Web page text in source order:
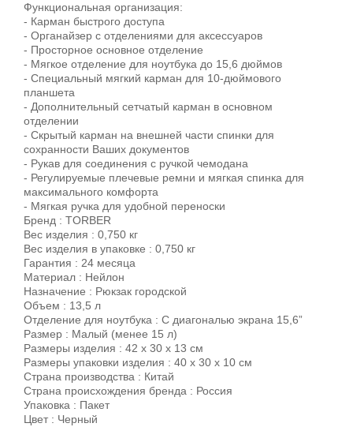
Функциональная организация:
- Карман быстрого доступа
- Органайзер с отделениями для аксессуаров
- Просторное основное отделение
- Мягкое отделение для ноутбука до 15,6 дюймов
- Специальный мягкий карман для 10-дюймового
планшета
- Дополнительный сетчатый карман в основном
отделении
- Скрытый карман на внешней части спинки для
сохранности Ваших документов
- Рукав для соединения с ручкой чемодана
- Регулируемые плечевые ремни и мягкая спинка для
максимального комфорта
- Мягкая ручка для удобной переноски
Бренд : TORBER
Вес изделия : 0,750 кг
Вес изделия в упаковке : 0,750 кг
Гарантия : 24 месяца
Материал : Нейлон
Назначение : Рюкзак городской
Объем : 13,5 л
Отделение для ноутбука : С диагональю экрана 15,6”
Размер : Малый (менее 15 л)
Размеры изделия : 42 х 30 x 13 см
Размеры упаковки изделия : 40 х 30 х 10 см
Страна производства : Китай
Страна происхождения бренда : Россия
Упаковка : Пакет
Цвет : Черный